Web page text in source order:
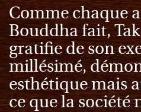
Comme chaque
Bouddha fait,
gratifie de son
millésimé,
esthétique mais
ce que la société